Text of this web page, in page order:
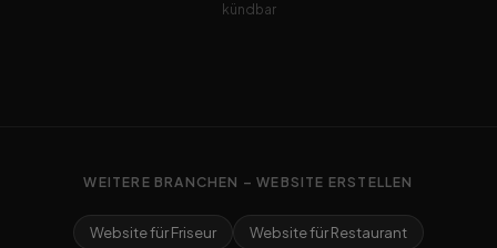
kündbar
WEITERE BRANCHEN – WEBSITE ERSTELLEN
Website für Friseur
Website für Restaurant